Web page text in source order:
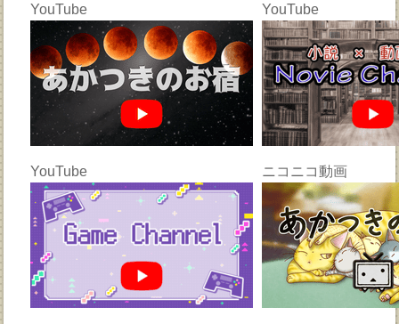
YouTube YouTube
YouTube ニコニコ動画